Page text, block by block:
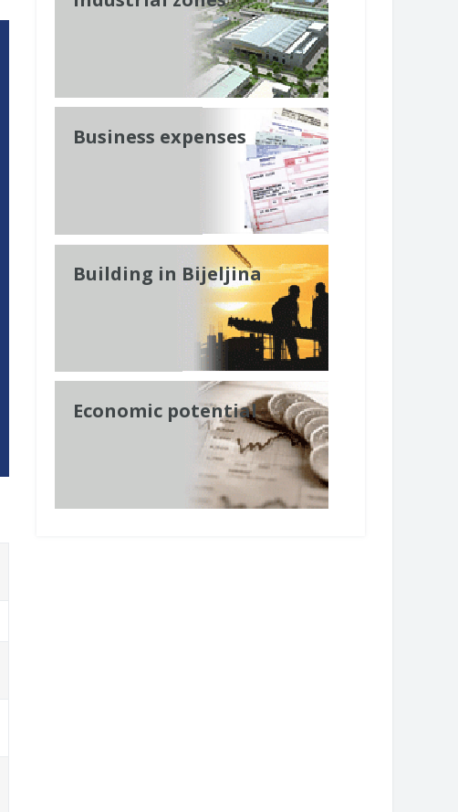
Business expenses
Building in Bijeljina
Economic potential